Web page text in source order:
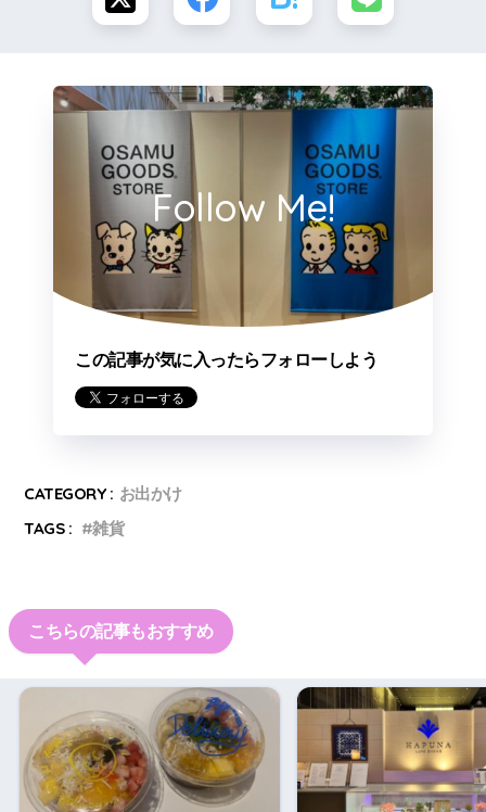
Follow Me!
この記事が気に入ったらフォローしよう
CATEGORY : お出かけ
TAGS :
雑貨
こちらの記事もおすすめ